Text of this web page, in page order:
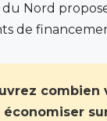
Nord
de
combien
économiser